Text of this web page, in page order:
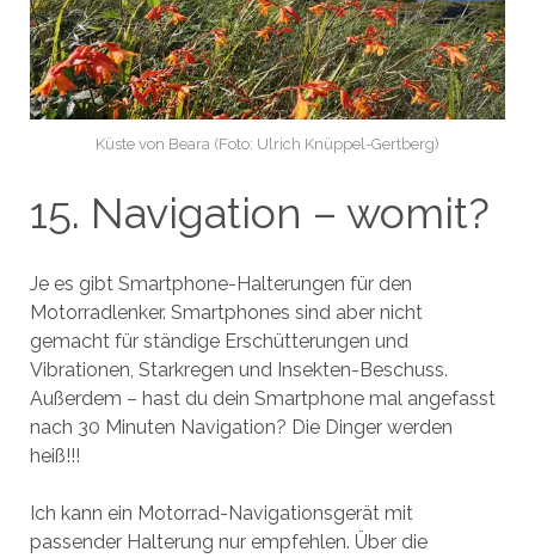
Küste von Beara (Foto: Ulrich Knüppel-Gertberg)
15. Navigation – womit?
Je es gibt Smartphone-Halterungen für den
Motorradlenker. Smartphones sind aber nicht
gemacht für ständige Erschütterungen und
Vibrationen, Starkregen und Insekten-Beschuss.
Außerdem – hast du dein Smartphone mal angefasst
nach 30 Minuten Navigation? Die Dinger werden
heiß!!!
Ich kann ein Motorrad-Navigationsgerät mit
passender Halterung nur empfehlen. Über die